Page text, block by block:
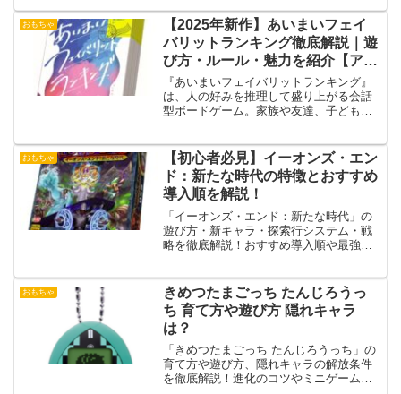
おもちゃ
【2025年新作】あいまいフェイ
バリットランキング徹底解説｜遊
び方・ルール・魅力を紹介【アー
クライト】
『あいまいフェイバリットランキング』
は、人の好みを推理して盛り上がる会話
型ボードゲーム。家族や友達、子どもと
おもちゃ
【初心者必見】イーオンズ・エン
ド：新たな時代の特徴とおすすめ
導入順を解説！
「イーオンズ・エンド：新たな時代」の
遊び方・新キャラ・探索行システム・戦
略を徹底解説！おすすめ導入順や最強デ
おもちゃ
きめつたまごっち たんじろうっ
ち 育て方や遊び方 隠れキャラ
は？
「きめつたまごっち たんじろうっち」の
育て方や遊び方、隠れキャラの解放条件
を徹底解説！進化のコツやミニゲームの